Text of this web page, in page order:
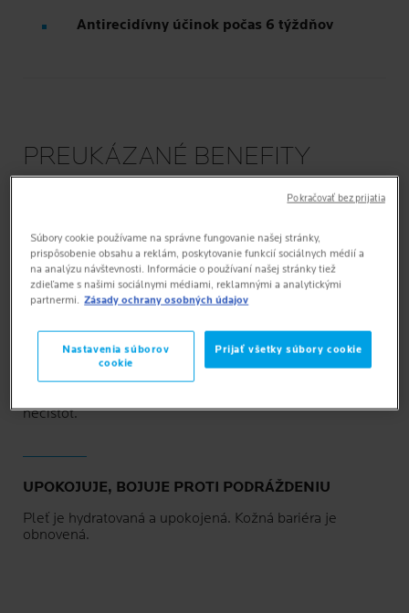
Antirecidívny účinok počas 6 týždňov
PREUKÁZANÉ BENEFITY
TVORBA KOŽNÉHO MAZU JE REGULOVANÁ
Prirodzená obranyschopnosť pokožky je posilnená.
Suché miesta na koži so sklonom k začervenaniu,
svrbeniu a odlupovaniu sú redukované.
nečistôt.
UPOKOJUJE, BOJUJE PROTI PODRÁŽDENIU
Pleť je hydratovaná a upokojená. Kožná bariéra je
obnovená.
Súbory cookie používame na správne fungovanie našej stránky,
prispôsobenie obsahu a reklám, poskytovanie funkcií sociálnych médií a
na analýzu návštevnosti. Informácie o používaní našej stránky tiež
zdieľame s našimi sociálnymi médiami, reklamnými a analytickými
partnermi. Zásady ochrany osobných údajov
Nastavenia súborov
cookie
Prijať všetky súbory cookie
Pokračovať bez prijatia